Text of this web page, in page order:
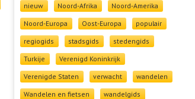
nieuw
Noord-Afrika
Noord-Amerika
Noord-Europa
Oost-Europa
populair
regiogids
stadsgids
stedengids
Turkije
Verenigd Koninkrijk
Verenigde Staten
verwacht
wandelen
Wandelen en fietsen
wandelgids